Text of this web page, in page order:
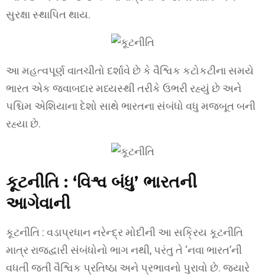
સુરક્ષા સ્થાપિત થાય.
આ મહત્વપૂર્ણ વાતચીતો દર્શાવે છે કે વૈશ્વિક કટોકટીના સમયે
ભારત એક જવાબદાર મધ્યસ્થી તરીકે ઉભરી રહ્યું છે અને
પશ્ચિમ એશિયાના દેશો સાથે ભારતના સંબંધો વધુ મજબૂત બની
રહ્યા છે.
કૂટનીતિ : ‘વિશ્વ બંધુ’ ભારતની
આગેવાની
કૂટનીતિ : વડાપ્રધાન નરેન્દ્ર મોદીની આ સક્રિય કૂટનીતિ
માત્ર રાજદ્વારી સંબંધોનો ભાગ નથી, પરંતુ તે ‘નવા ભારત’ની
વધતી જતી વૈશ્વિક પ્રતિષ્ઠા અને પ્રભાવનો પુરાવો છે. જ્યારે